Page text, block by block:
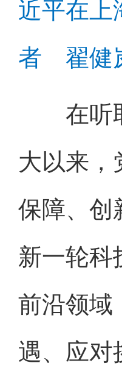
近平在上
者 翟
在听取
大以来，
保障、创
新一轮科
前沿领域
遇、应对